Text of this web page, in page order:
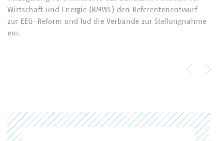
Wirtschaft und Energie (BMWE) den Referentenentwurf
zur EEG-Reform und lud die Verbände zur Stellungnahme
ein.